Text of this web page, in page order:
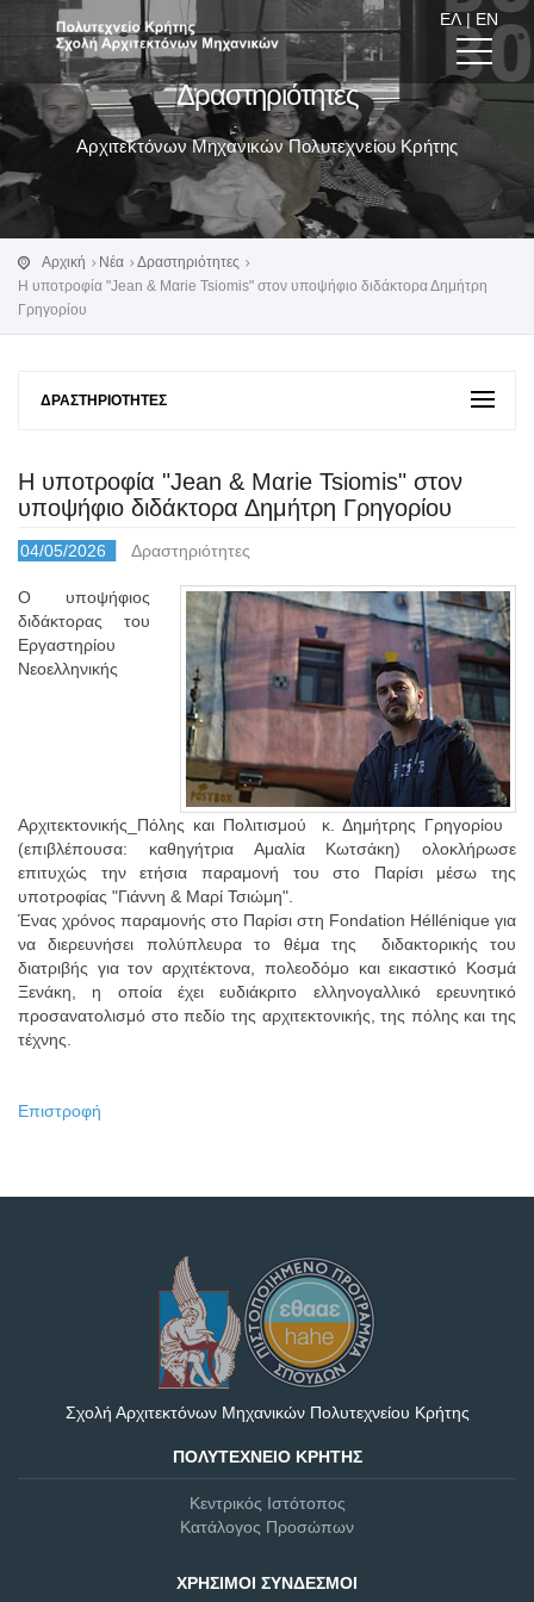
ΕΛ | EN
Δραστηριότητες
Αρχιτεκτόνων Μηχανικών Πολυτεχνείου Κρήτης
Αρχική Νέα
Δραστηριότητες
Η υποτροφία "Jean & Mαrie Tsiomis" στον υποψήφιο διδάκτορα Δημήτρη
Γρηγορίου
ΔΡΑΣΤΗΡΙΌΤΗΤΕΣ
Η υποτροφία "Jean & Mαrie Tsiomis" στον
υποψήφιο διδάκτορα Δημήτρη Γρηγορίου
04/05/2026 Δραστηριότητες
Ο υποψήφιος
διδάκτορας του
Εργαστηρίου
Νεοελληνικής
Αρχιτεκτονικής_Πόλης και Πολιτισμού κ. Δημήτρης Γρηγορίου
(επιβλέπουσα: καθηγήτρια Αμαλία Κωτσάκη) ολοκλήρωσε
επιτυχώς την ετήσια παραμονή του στο Παρίσι μέσω της
υποτροφίας "Γιάννη & Μαρί Τσιώμη".
Ένας χρόνος παραμονής στο Παρίσι στη Fondation Héllénique για
να διερευνήσει πολύπλευρα το θέμα της διδακτορικής του
διατριβής για τον αρχιτέκτονα, πολεοδόμο και εικαστικό Κοσμά
Ξενάκη, η οποία έχει ευδιάκριτο ελληνογαλλικό ερευνητικό
προσανατολισμό στο πεδίο της αρχιτεκτονικής, της πόλης και της
τέχνης.
Επιστροφή
Σχολή Αρχιτεκτόνων Μηχανικών Πολυτεχνείου Κρήτης
ΠΟΛΥΤΕΧΝΕΊΟ ΚΡΉΤΗΣ
Κεντρικός Ιστότοπος
Κατάλογος Προσώπων
ΧΡΉΣΙΜΟΙ ΣΎΝΔΕΣΜΟΙ